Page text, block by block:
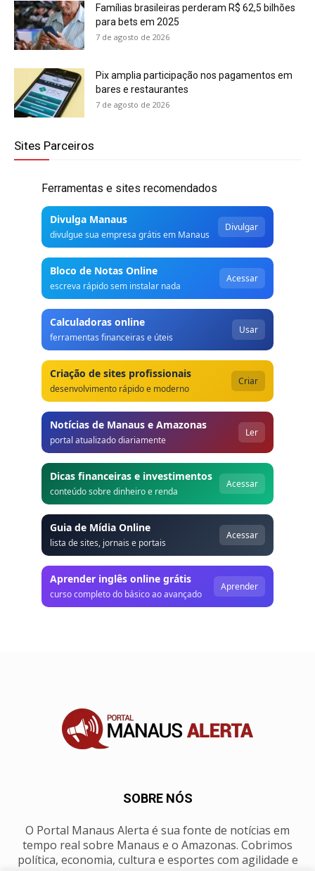
Famílias brasileiras perderam R$ 62,5 bilhões
para bets em 2025
7 de agosto de 2026
Pix amplia participação nos pagamentos em
bares e restaurantes
7 de agosto de 2026
Sites Parceiros
Ferramentas e sites recomendados
Divulga Manaus
divulgue sua empresa grátis em Manaus
Divulgar
Bloco de Notas Online
escreva rápido sem instalar nada
Acessar
Calculadoras online
ferramentas financeiras e úteis
Usar
Criação de sites profissionais
desenvolvimento rápido e moderno
Criar
Notícias de Manaus e Amazonas
portal atualizado diariamente
Ler
Dicas financeiras e investimentos
conteúdo sobre dinheiro e renda
Acessar
Guia de Mídia Online
lista de sites, jornais e portais
Acessar
Aprender inglês online grátis
curso completo do básico ao avançado
Aprender
SOBRE NÓS
O Portal Manaus Alerta é sua fonte de notícias em
tempo real sobre Manaus e o Amazonas. Cobrimos
política, economia, cultura e esportes com agilidade e